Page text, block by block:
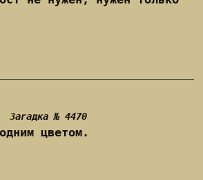
Загадка № 4470
цветом.